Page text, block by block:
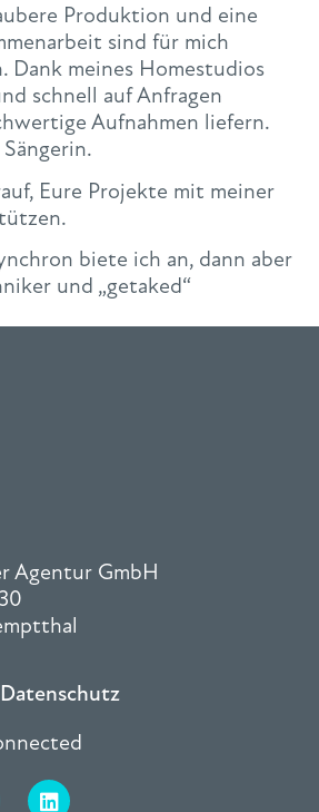
Produktion und eine
sind für mich
Dank meines Homestudios
schnell auf Anfragen
Aufnahmen liefern.
Eure Projekte mit meiner
biete ich an, dann aber
und „getaked“
Agentur GmbH